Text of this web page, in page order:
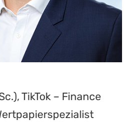
TikTok – Finance